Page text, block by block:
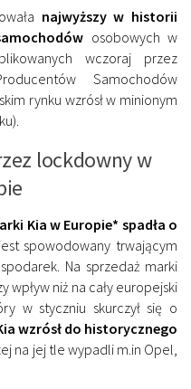
najwyższy w historii
osobowych w
wczoraj przez
Samochodów
rynku wzrósł w minionym
lockdowny w
Kia w Europie* spadła o
spowodowany trwającym
Na sprzedaż marki
wpływ niż na cały europejski
w styczniu skurczył się o
wzrósł do historycznego
na jej tle wypadli m.in Opel,